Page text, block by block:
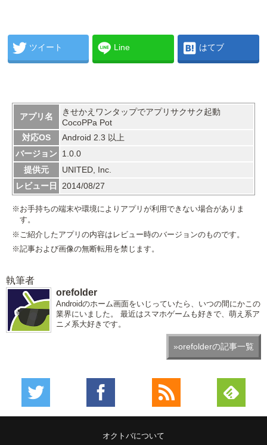
ツイート Line はてブ
アプリ名
きせかえワンタップでアプリサクサク起動
CocoPPa Pot
対応OS
Android 2.3 以上
バージョン
1.0.0
提供元
UNITED, Inc.
レビュー日
2014/08/27
※お手持ちの端末や環境によりアプリが利用できない場合がありま
す。
※ご紹介したアプリの内容はレビュー時のバージョンのものです。
※記事および画像の無断転用を禁じます。
執筆者
orefolder
Androidのホーム画面をいじっていたら、いつの間にかこの
業界にいました。 最近はスマホゲームも好きで、萌え系ア
ニメ系大好きです。
»orefolderの記事一覧
オクトバについて